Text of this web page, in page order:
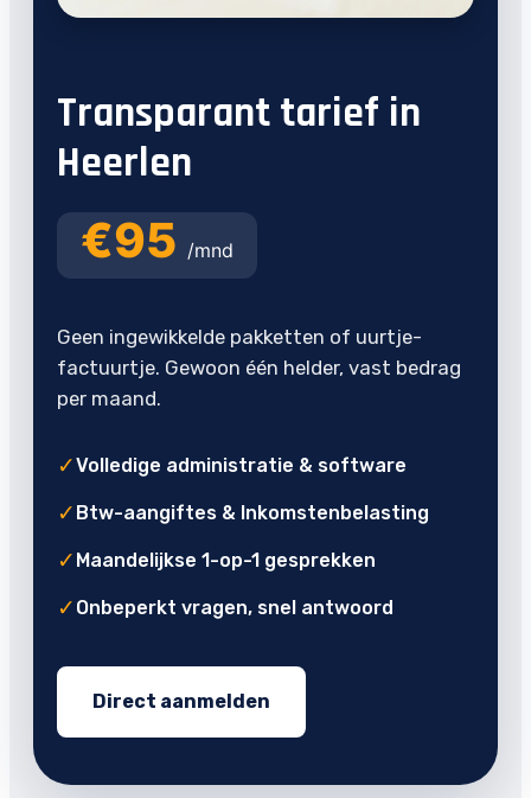
Transparant tarief in
Heerlen
€95 /mnd
Geen ingewikkelde pakketten of uurtje-
factuurtje. Gewoon één helder, vast bedrag
per maand.
✓Volledige administratie & software
✓ Btw-aangiftes & Inkomstenbelasting
✓ Maandelijkse 1-op-1 gesprekken
✓ Onbeperkt vragen, snel antwoord
Direct aanmelden